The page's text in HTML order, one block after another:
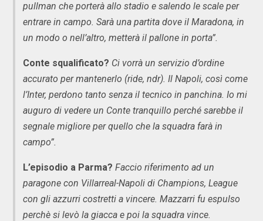
pullman che porterà allo stadio e salendo le scale per
entrare in campo. Sarà una partita dove il Maradona, in
un modo o nell’altro, metterà il pallone in porta”.
Conte squalificato? Ci vorrà un servizio d’ordine
accurato per mantenerlo (ride, ndr). Il Napoli, così come
l’Inter, perdono tanto senza il tecnico in panchina. Io mi
auguro di vedere un Conte tranquillo perché sarebbe il
segnale migliore per quello che la squadra farà in
campo”.
L’episodio a Parma? Faccio riferimento ad un
paragone con Villarreal-Napoli di Champions, League
con gli azzurri costretti a vincere. Mazzarri fu espulso
perchè si levò la giacca e poi la squadra vince.